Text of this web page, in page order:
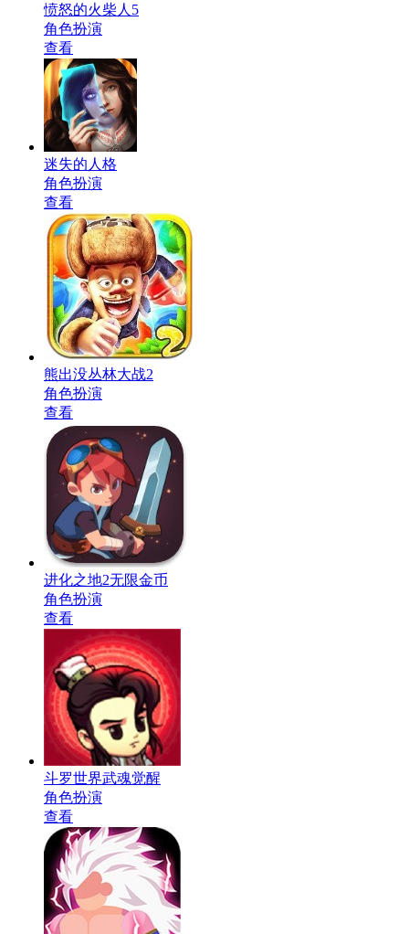
愤怒的火柴人5
角色扮演
查看
迷失的人格
角色扮演
查看
熊出没丛林大战2
角色扮演
查看
进化之地2无限金币
角色扮演
查看
斗罗世界武魂觉醒
角色扮演
查看